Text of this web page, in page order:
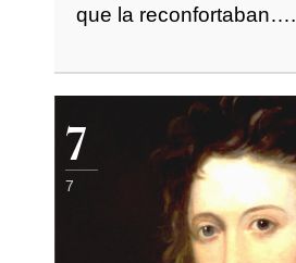
que la reconfortaban….
7
7